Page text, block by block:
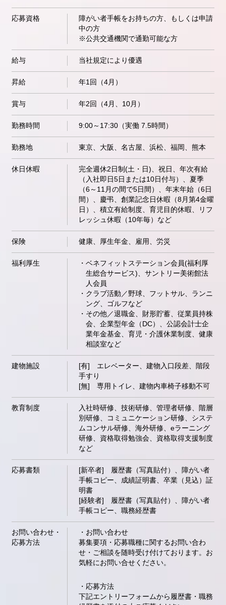
応募資格
障がい者手帳をお持ちの方、もしくは申請
中の方
※公共交通機関で通勤可能な方
給与 当社規定により優遇
昇給 年1回（4月）
賞与 年2回（4月、10月）
勤務時間 9:00～17:30（実働 7.5時間）
勤務地 東京、大阪、名古屋、浜松、福岡、熊本
休日休暇
完全週休2日制(土・日)、祝日、年次有給
（入社即日5日または10日付与）、夏季
（6～11月の間で5日間）、年末年始（6日
間）、慶弔、創業記念日休暇（8月第4金曜
日）、積立有給制度、育児目的休暇、リフ
レッシュ休暇（10年毎）など
保険 健康、厚生年金、雇用、労災
福利厚生
ベネフィットステーション会員(福利厚
生総合サービス)、サントリー美術館法
人会員
クラブ活動／野球、フットサル、ランニ
ング、ゴルフなど
その他／退職金、財形貯蓄、従業員持株
会、企業型年金（DC）、公認会計士企
業年金基金、育児・介護休業制度、健康
相談室など
建物施設
[有] エレベーター、建物入口段差、階段
手すり
[無] 専用トイレ、建物内車椅子移動不可
教育制度
入社時研修、技術研修、管理者研修、階層
別研修、コミュニケーション研修、システ
ムコンサル研修、海外研修、eラーニング
研修、資格取得勉強会、資格取得支援制度
など
応募書類
[新卒者] 履歴書（写真貼付）、障がい者
手帳コピー、成績証明書、卒業（見込）証
明書
[経験者] 履歴書（写真貼付）、障がい者
手帳コピー、職務経歴書
お問い合わせ・
応募方法
・お問い合わせ
募集要項・応募職種に関するお問い合わ
せ・ご相談を随時受け付けております。お
気軽にお問い合せください。
・応募方法
下記エントリーフォームから履歴書・職務